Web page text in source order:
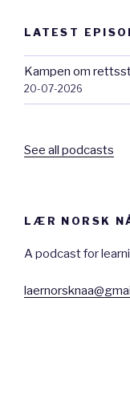
LATEST
Kampen om
20-07-2026
See all podcasts
LÆR NORSK
A podcast for